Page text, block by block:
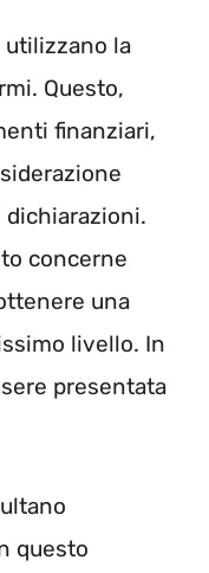
la
Questo,
finanziari,
concerne
una
livello. In
presentata
questo